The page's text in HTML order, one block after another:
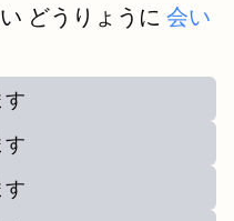
どうりょうに 会い
す
す
す